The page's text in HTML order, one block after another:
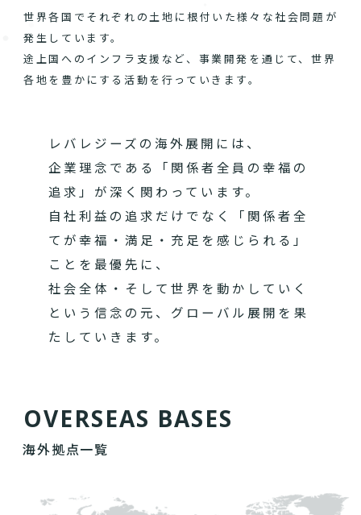
世界各国でそれぞれの土地に根付いた様々な社会問題が
発生しています。
途上国へのインフラ支援など、事業開発を通じて、世界
各地を豊かにする活動を行っていきます。
レバレジーズの海外展開には、
企業理念である「関係者全員の幸福の
追求」が深く関わっています。
自社利益の追求だけでなく「関係者全
てが幸福・満足・充足を感じられる」
ことを最優先に、
社会全体・そして世界を動かしていく
という信念の元、グローバル展開を果
たしていきます。
OVERSEAS BASES
海外拠点一覧